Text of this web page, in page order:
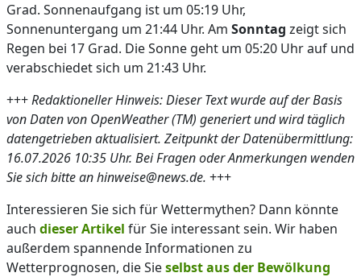
Grad. Sonnenaufgang ist um 05:19 Uhr,
Sonnenuntergang um 21:44 Uhr. Am Sonntag zeigt sich
Regen bei 17 Grad. Die Sonne geht um 05:20 Uhr auf und
verabschiedet sich um 21:43 Uhr.
+++Redaktioneller Hinweis: Dieser Text wurde auf der Basis
von Daten von OpenWeather (TM) generiert und wird täglich
datengetrieben aktualisiert. Zeitpunkt der Datenübermittlung:
16.07.2026 10:35 Uhr. Bei Fragen oder Anmerkungen wenden
Sie sich bitte an hinweise@news.de. +++
Interessieren Sie sich für Wettermythen? Dann könnte
auch dieser Artikel für Sie interessant sein. Wir haben
außerdem spannende Informationen zu
Wetterprognosen, die Sieselbst aus der Bewölkung